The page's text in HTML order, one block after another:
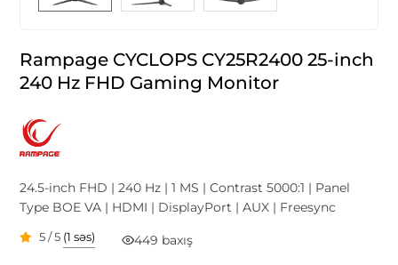
Rampage CYCLOPS CY25R2400 25-inch
240 Hz FHD Gaming Monitor
24.5-inch FHD | 240 Hz | 1 MS | Contrast 5000:1 | Panel
Type BOE VA | HDMI | DisplayPort | AUX | Freesync
5 / 5 (1 səs) 449 baxış